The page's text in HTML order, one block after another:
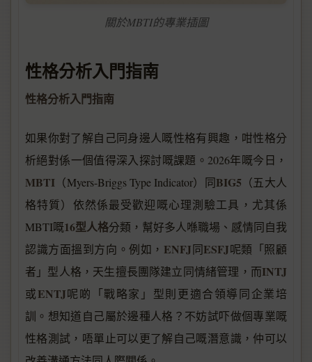
關於MBTI的專業插圖
性格分析入門指南
性格分析入門指南
如果你對了解自己同身邊人嘅性格有興趣，咁性格分
析絕對係一個值得深入探討嘅課題。2026年嘅今日，
MBTI （Myers-Briggs Type Indicator）同BIG5 （五大人
格特質）依然係最受歡迎嘅心理測驗工具，尤其係
MBTI嘅16型人格分類，幫好多人喺職場、感情同自我
認識方面搵到方向。例如， ENFJ同ESFJ呢類「照顧
者」型人格，天生擅長團隊建立同情緒管理，而INTJ
或ENTJ呢啲「戰略家」型則更適合領導同企業培
訓。想知道自己屬於邊種人格？不妨試吓做個專業嘅
性格測試，唔單止可以更了解自己嘅潛意識，仲可以